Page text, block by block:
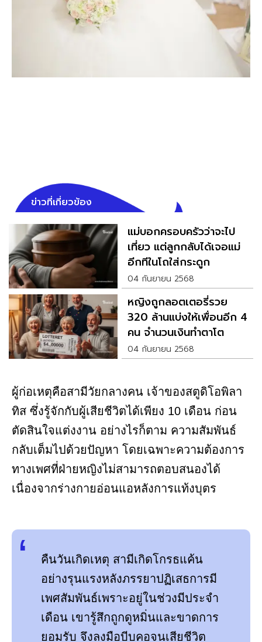
ข่าวที่เกี่ยวข้อง
แม่บอกครอบครัวว่าจะไป
เที่ยว แต่ลูกกลับได้เจอแม่
อีกทีในโถใส่กระดูก
04 กันยายน 2568
หญิงถูกลอตเตอรี่รวย
320 ล้านแบ่งให้เพื่อนอีก 4
คน จำนวนเงินทำตาโต
04 กันยายน 2568
ผู้ก่อเหตุคือสามีวัยกลางคน เจ้าของสตูดิโอพิลา
ทิส ซึ่งรู้จักกับผู้เสียชีวิตได้เพียง 10 เดือน ก่อน
ตัดสินใจแต่งงาน อย่างไรก็ตาม ความสัมพันธ์
กลับเต็มไปด้วยปัญหา โดยเฉพาะความต้องการ
ทางเพศที่ฝ่ายหญิงไม่สามารถตอบสนองได้
เนื่องจากร่างกายอ่อนแอหลังการแท้งบุตร
คืนวันเกิดเหตุ สามีเกิดโกรธแค้น
อย่างรุนแรงหลังภรรยาปฏิเสธการมี
เพศสัมพันธ์เพราะอยู่ในช่วงมีประจำ
เดือน เขารู้สึกถูกดูหมิ่นและขาดการ
ยอมรับ จึงลงมือบีบคอจนเสียชีวิต